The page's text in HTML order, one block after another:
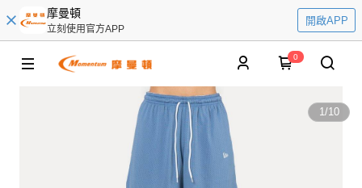
摩曼頓
立刻使用官方APP
開啟APP
0
1/10